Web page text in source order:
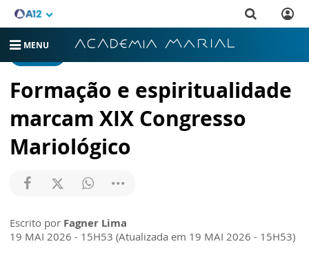
MENU
Formação e espiritualidade
marcam XIX Congresso
Mariológico
Escrito por Fagner Lima
19 MAI 2026 - 15H53 (Atualizada em 19 MAI 2026 - 15H53)